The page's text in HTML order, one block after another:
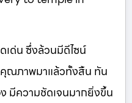
เด่น ซึ่งล้วนมีดีไซน์
คุณภาพมาแล้วทั้งสิ้น ทัน
มีความชัดเจนมากยิ่งขึ้น